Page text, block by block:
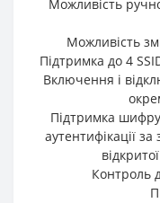
Можливість
Можливість
Підтримка до 4
Включення і
Підтримка
аутентифікації
Контроль